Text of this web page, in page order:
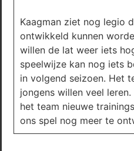
Kaagman ziet nog legio
ontwikkeld kunnen
willen de lat weer iets
speelwijze kan nog iets
in volgend seizoen. Het
jongens willen veel
het team nieuwe
ons spel nog meer te